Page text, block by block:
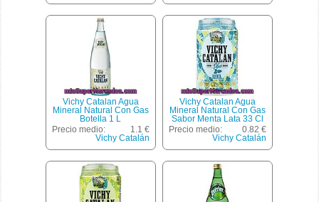
Vichy Catalan Agua
Mineral Natural Con Gas
Botella 1 L
Precio medio:
1.1 €
Vichy Catalán
Vichy Catalan Agua
Mineral Natural Con Gas
Sabor Menta Lata 33 Cl
Precio medio:
0.82 €
Vichy Catalán